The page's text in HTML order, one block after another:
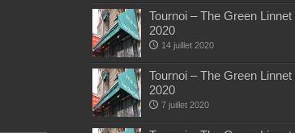
Tournoi – The Green
2020
14 juillet 2020
Tournoi – The Green
2020
7 juillet 2020